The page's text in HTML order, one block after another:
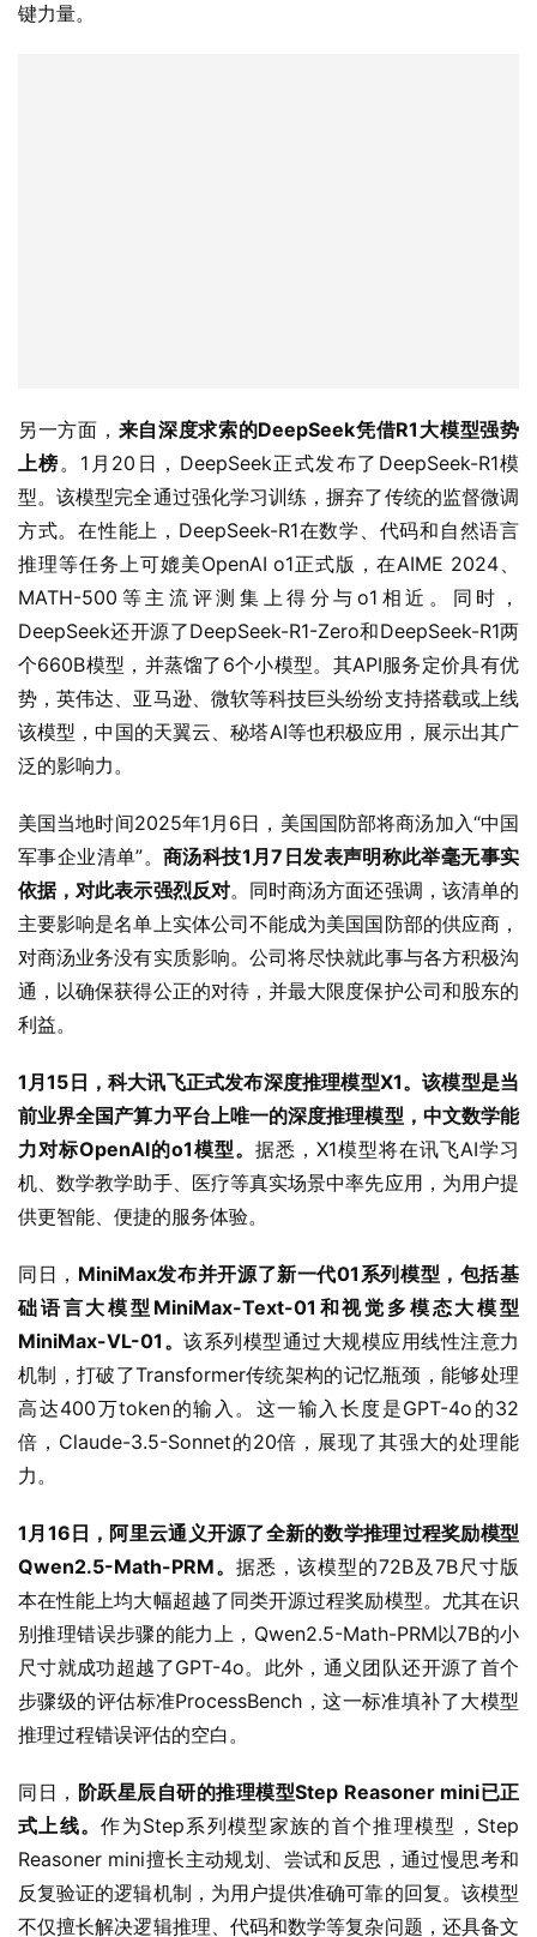
键力量。
另一方面， 来自深度求索的DeepSeek凭借R1大模型强势
上榜。1月20日，DeepSeek正式发布了DeepSeek-R1模
型。该模型完全通过强化学习训练，摒弃了传统的监督微调
方式。在性能上，DeepSeek-R1在数学、代码和自然语言
推理等任务上可媲美OpenAI o1正式版，在AIME 2024、
MATH-500等主流评测集上得分与o1相近。同时，
DeepSeek还开源了DeepSeek-R1-Zero和DeepSeek-R1两
个660B模型，并蒸馏了6个小模型。其API服务定价具有优
势，英伟达、亚马逊、微软等科技巨头纷纷支持搭载或上线
该模型，中国的天翼云、秘塔AI等也积极应用，展示出其广
泛的影响力。
美国当地时间2025年1月6日，美国国防部将商汤加入“中国
军事企业清单”。商汤科技1月7日发表声明称此举毫无事实
依据，对此表示强烈反对。同时商汤方面还强调，该清单的
主要影响是名单上实体公司不能成为美国国防部的供应商，
对商汤业务没有实质影响。公司将尽快就此事与各方积极沟
通，以确保获得公正的对待，并最大限度保护公司和股东的
利益。
1月15日，科大讯飞正式发布深度推理模型X1。该模型是当
前业界全国产算力平台上唯一的深度推理模型，中文数学能
力对标OpenAI的o1模型。 据悉，X1模型将在讯飞AI学习
机、数学教学助手、医疗等真实场景中率先应用，为用户提
供更智能、便捷的服务体验。
同日， MiniMax发布并开源了新一代01系列模型，包括基
础语言大模型MiniMax-Text-01和视觉多模态大模型
MiniMax-VL-01。 该系列模型通过大规模应用线性注意力
机制，打破了Transformer传统架构的记忆瓶颈，能够处理
高达400万token的输入。这一输入长度是GPT-4o的32
倍，Claude-3.5-Sonnet的20倍，展现了其强大的处理能
力。
1月16日，阿里云通义开源了全新的数学推理过程奖励模型
Qwen2.5-Math-PRM。 据悉，该模型的72B及7B尺寸版
本在性能上均大幅超越了同类开源过程奖励模型。尤其在识
别推理错误步骤的能力上，Qwen2.5-Math-PRM以7B的小
尺寸就成功超越了GPT-4o。此外，通义团队还开源了首个
步骤级的评估标准ProcessBench，这一标准填补了大模型
推理过程错误评估的空白。
同日， 阶跃星辰自研的推理模型Step Reasoner mini已正
式上线。作为Step系列模型家族的首个推理模型，Step
Reasoner mini擅长主动规划、尝试和反思，通过慢思考和
反复验证的逻辑机制，为用户提供准确可靠的回复。该模型
不仅擅长解决逻辑推理、代码和数学等复杂问题，还具备文